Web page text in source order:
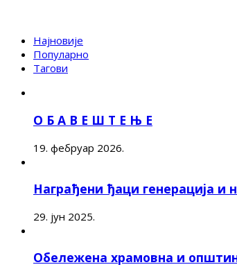
Најновије
Популарно
Тагови
О Б А В Е Ш Т Е Њ Е
19. фебруар 2026.
Награђени ђаци генерација и
29. јун 2025.
Обележена храмовна и